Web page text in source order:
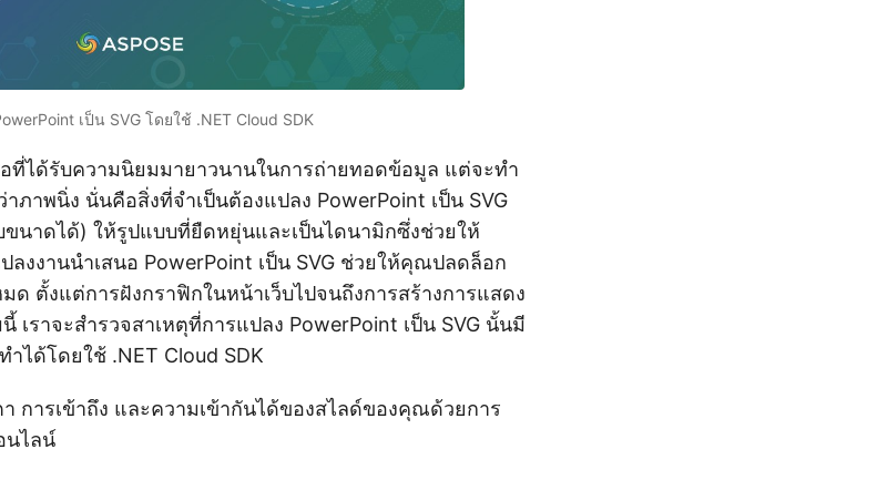
เป็น SVG โดยใช้ .NET Cloud SDK
อที่ได้รับความนิยมมายาวนานในการถ่ายทอดข้อมูล แต่จะทำ
ภาพนิ่ง นั่นคือสิ่งที่จำเป็นต้องแปลง PowerPoint เป็น SVG
ขนาดได้) ให้รูปแบบที่ยืดหยุ่นและเป็นไดนามิกซึ่งช่วยให้
ลงงานนำเสนอ PowerPoint เป็น SVG ช่วยให้คุณปลดล็อก
ด ตั้งแต่การฝังกราฟิกในหน้าเว็บไปจนถึงการสร้างการแสดง
เราจะสำรวจสาเหตุที่การแปลง PowerPoint เป็น SVG นั้นมี
ได้โดยใช้ .NET Cloud SDK
การเข้าถึง และความเข้ากันได้ของสไลด์ของคุณด้วยการ
นไลน์